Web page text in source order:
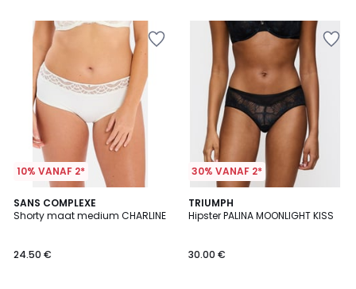
10% VANAF 2*
SANS COMPLEXE
Shorty maat medium CHARLINE
24.50 €
30% VANAF 2*
TRIUMPH
Hipster PALINA MOONLIGHT KISS
30.00 €